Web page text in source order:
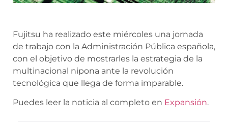
Fujitsu ha realizado este miércoles una jornada
de trabajo con la Administración Pública española,
con el objetivo de mostrarles la estrategia de la
multinacional nipona ante la revolución
tecnológica que llega de forma imparable.
Puedes leer la noticia al completo en Expansión.